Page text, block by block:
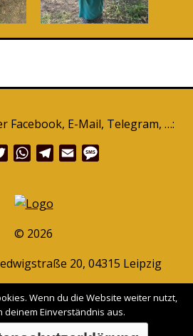
Facebook, E-Mail, Telegram, …:
TwitterWhatsApp
Telegram
Email
© 2026
20, 04315 Leipzig
|Facebook|Instagram
Datenschutzerklärung
Wenn du die Website weiter nutzt,
deinem Einverständnis aus.